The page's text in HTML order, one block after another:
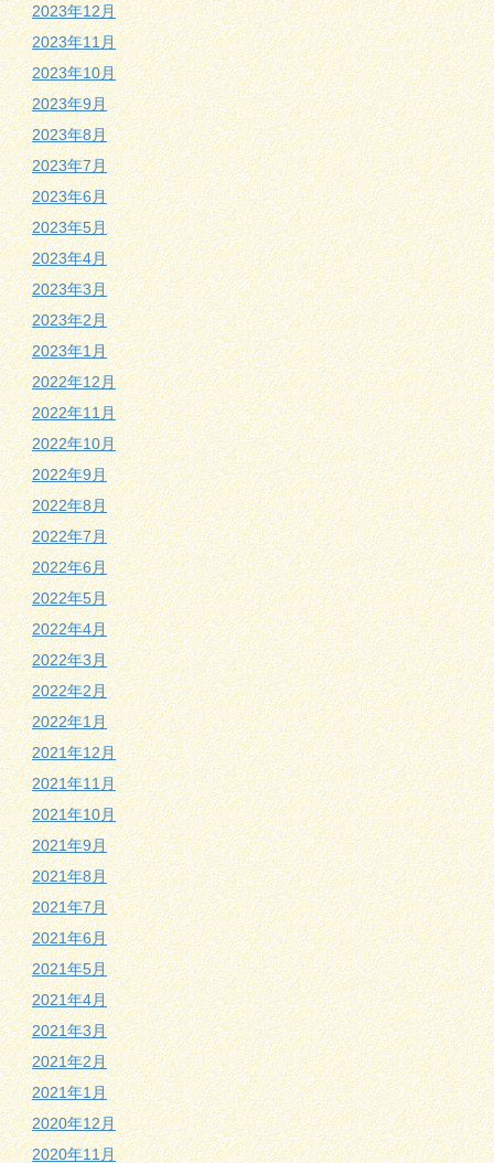
2023年12月
2023年11月
2023年10月
2023年9月
2023年8月
2023年7月
2023年6月
2023年5月
2023年4月
2023年3月
2023年2月
2023年1月
2022年12月
2022年11月
2022年10月
2022年9月
2022年8月
2022年7月
2022年6月
2022年5月
2022年4月
2022年3月
2022年2月
2022年1月
2021年12月
2021年11月
2021年10月
2021年9月
2021年8月
2021年7月
2021年6月
2021年5月
2021年4月
2021年3月
2021年2月
2021年1月
2020年12月
2020年11月